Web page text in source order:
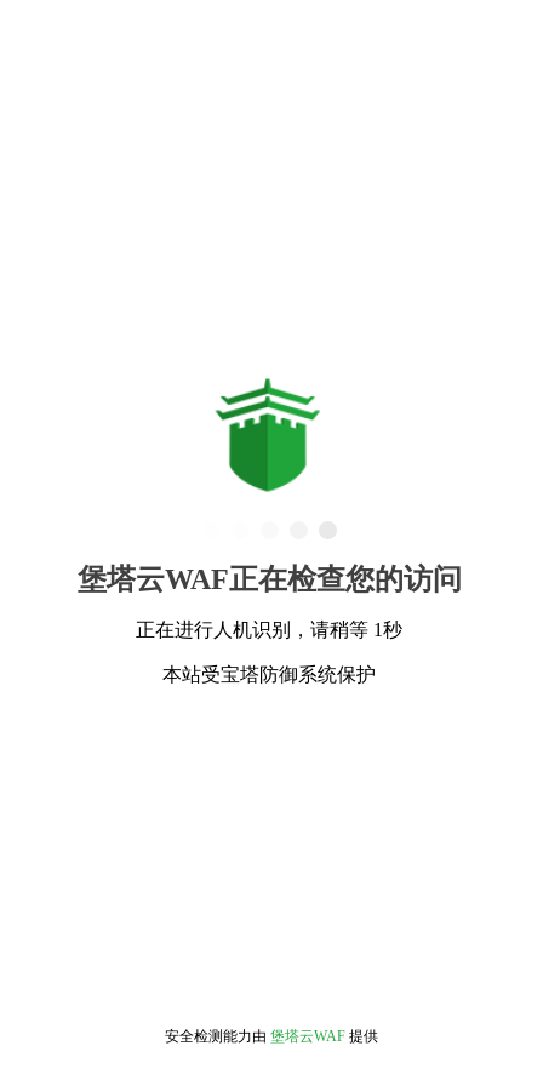
堡塔云WAF正在检查您的访问
正在进行人机识别，请稍等 1秒
本站受宝塔防御系统保护
安全检测能力由 堡塔云WAF 提供